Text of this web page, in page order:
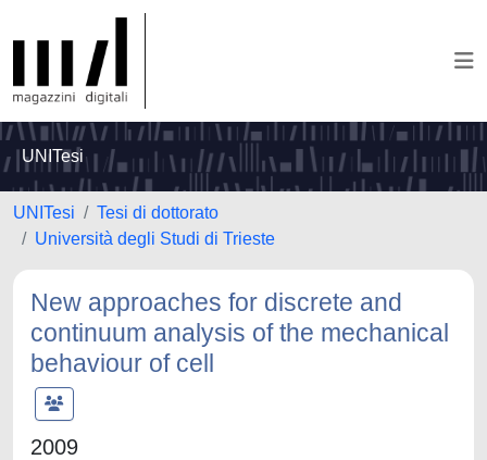
UNITesi
UNITesi
Tesi di dottorato
Università degli Studi di Trieste
New approaches for discrete and
continuum analysis of the mechanical
behaviour of cell
2009